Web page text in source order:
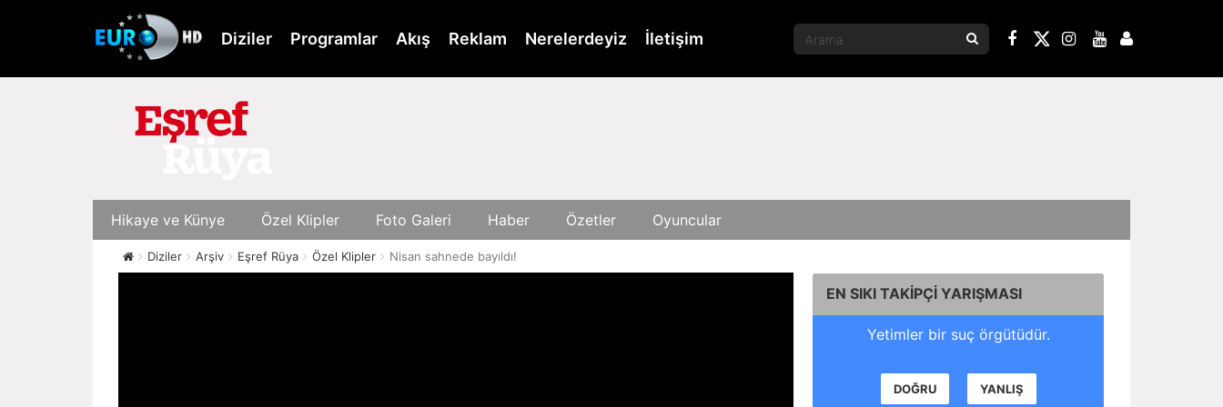
Diziler Programlar Akış Reklam Nerelerdeyiz İletişim
Hikaye ve Künye Özel Klipler Foto Galeri Haber Özetler Oyuncular
Diziler Arşiv Eşref Rüya Özel Klipler Nisan sahnede bayıldı!
EN SIKI TAKİPÇİ YARIŞMASI
Yetimler bir suç örgütüdür.
DOĞRU YANLIŞ